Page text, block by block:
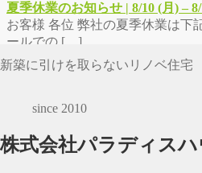
新築に引けを取らないリノベ住宅
since 2010
株式会社パラディスハ
夏季休業のお知らせ | 8/10 (月) –
お客様 各位 弊社の夏季休業は下
ールでの […]